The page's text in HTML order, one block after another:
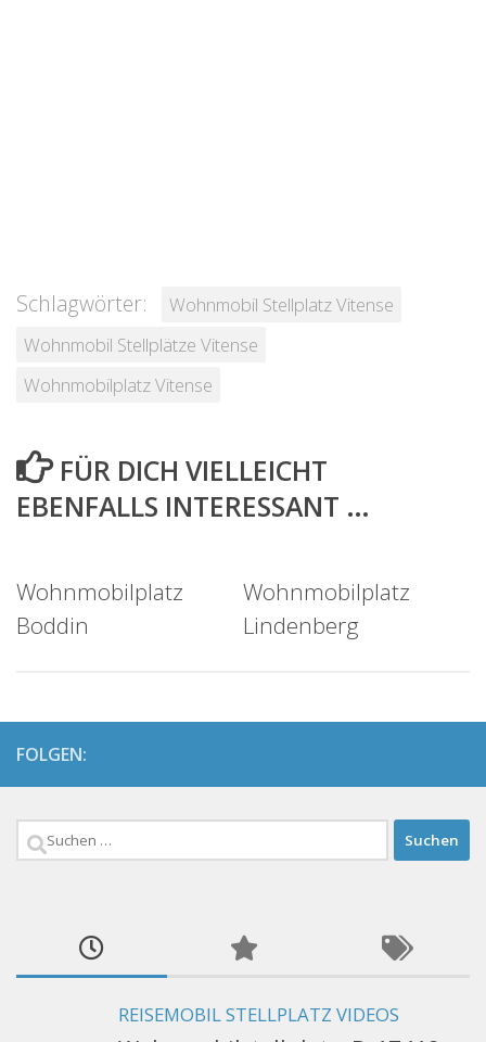
Schlagwörter:
Wohnmobil Stellplatz Vitense
Wohnmobil Stellplätze Vitense
Wohnmobilplatz Vitense
FÜR DICH VIELLEICHT
EBENFALLS INTERESSANT …
Wohnmobilplatz
Boddin
Wohnmobilplatz
Lindenberg
FOLGEN:
Suchen
REISEMOBIL STELLPLATZ VIDEOS